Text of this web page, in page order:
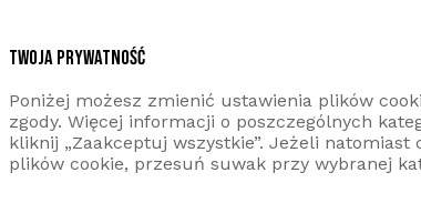
TWOJA PRYWATNOŚĆ
Poniżej możesz zmienić ustawienia plików
zgody. Więcej informacji o poszczególnych
kliknij „Zaakceptuj wszystkie”. Jeżeli
plików cookie, przesuń suwak przy wybranej